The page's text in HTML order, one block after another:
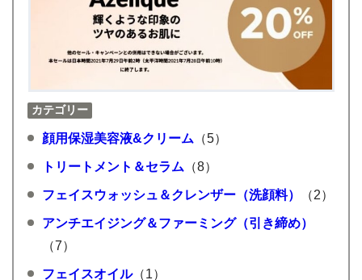
カテゴリー
顔用保湿美容液&クリーム （5）
トリートメント＆セラム （8）
フェイスウォッシュ＆クレンザー（洗顔料） （2）
アンチエイジング＆ファーミング（引き締め）
（7）
フェイスオイル（1）